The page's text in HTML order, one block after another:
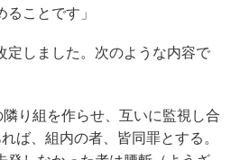
ことです」
しました。次のような内容で
り組を作らせ、互いに監視し合
ば、組内の者、皆同罪とする。